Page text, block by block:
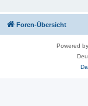
Foren-Übersicht
Powered by